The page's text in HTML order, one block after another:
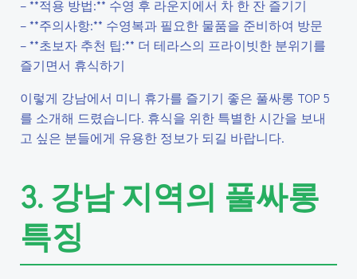
– **적용 방법:** 수영 후 라운지에서 차 한 잔 즐기기
– **주의사항:** 수영복과 필요한 물품을 준비하여 방문
– **초보자 추천 팁:** 더 테라스의 프라이빗한 분위기를
즐기면서 휴식하기
이렇게 강남에서 미니 휴가를 즐기기 좋은 풀싸롱 TOP 5
를 소개해 드렸습니다. 휴식을 위한 특별한 시간을 보내
고 싶은 분들에게 유용한 정보가 되길 바랍니다.
3. 강남 지역의 풀싸롱
특징